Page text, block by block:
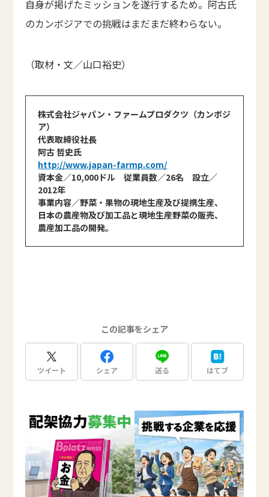
自身が掲げたミッションを遂行するため。阿古氏
のカンボジアでの挑戦はまだまだ終わらない。
（取材・文／山口裕史）
株式会社ジャパン・ファームプロダクツ（カンボジ
ア）
代表取締役社長
阿古 哲史氏
http://www.japan-farmp.com/
資本金／10,000ドル 従業員数／26名 設立／
2012年
事業内容／野菜・果物の現地生産及び提携生産、
日本の農産物及び加工品と現地生産野菜の販売、
農産加工品の開発。
この記事をシェア
ツイート シェア 送る はてブ